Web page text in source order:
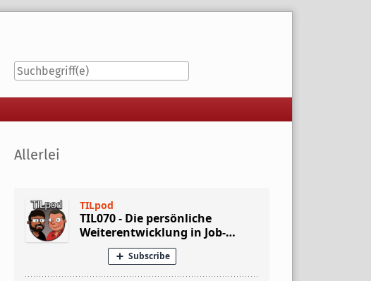
Seitenleiste
Allerlei